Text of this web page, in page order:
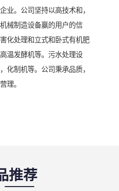
业。公司坚持以高技术和，
械制造设备赢的用户的信
化处理和立式和卧式有机肥
温发酵机等。污水处理设
化制机等。公司秉承品质，
理。
推荐